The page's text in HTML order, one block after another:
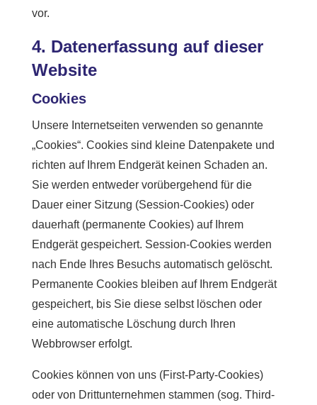
vor.
4. Datenerfassung auf dieser
Website
Cookies
Unsere Internetseiten verwenden so genannte
„Cookies“. Cookies sind kleine Datenpakete und
richten auf Ihrem Endgerät keinen Schaden an.
Sie werden entweder vorübergehend für die
Dauer einer Sitzung (Session-Cookies) oder
dauerhaft (permanente Cookies) auf Ihrem
Endgerät gespeichert. Session-Cookies werden
nach Ende Ihres Besuchs automatisch gelöscht.
Permanente Cookies bleiben auf Ihrem Endgerät
gespeichert, bis Sie diese selbst löschen oder
eine automatische Löschung durch Ihren
Webbrowser erfolgt.
Cookies können von uns (First-Party-Cookies)
oder von Drittunternehmen stammen (sog. Third-